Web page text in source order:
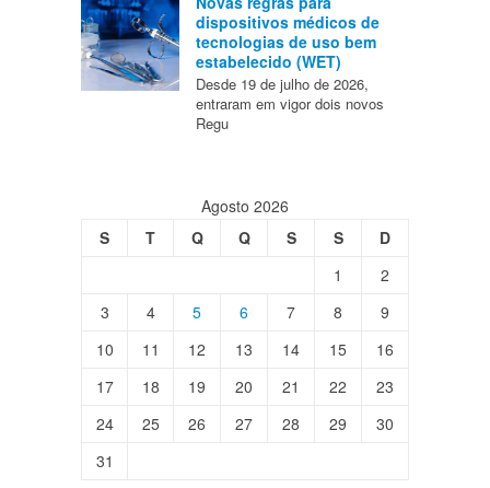
dispositivos médicos de
tecnologias de uso bem
estabelecido (WET)
Desde 19 de julho de 2026,
entraram em vigor dois novos
Regu
Agosto 2026
S
T Q Q S S
D
1
2
3
4 5 6 7 8
9
10
11 12 13 14 15
16
17
18 19 20 21 22
23
24
25 26 27 28 29
30
31